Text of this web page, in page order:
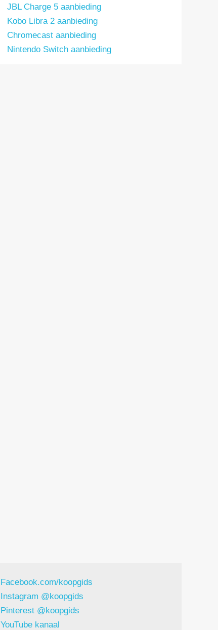
JBL Charge 5 aanbieding
Kobo Libra 2 aanbieding
Chromecast aanbieding
Nintendo Switch aanbieding
Facebook.com/koopgids
Instagram @koopgids
Pinterest @koopgids
YouTube kanaal